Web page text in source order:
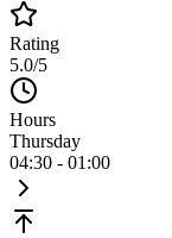
Rating
5.0/5
Hours
Thursday
04:30 - 01:00